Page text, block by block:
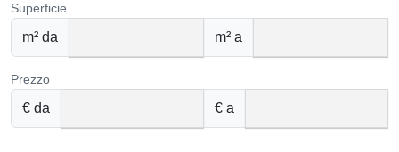
Superficie
m² da m² a
Prezzo
€ da € a